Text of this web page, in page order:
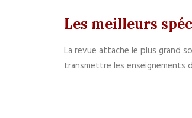
Les meilleurs
La revue attache le plus grand
transmettre les enseignements